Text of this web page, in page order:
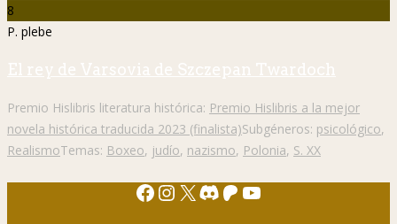
8
P. plebe
El rey de Varsovia de Szczepan Twardoch
Premio Hislibris literatura histórica: Premio Hislibris a la mejor
novela histórica traducida 2023 (finalista)Subgéneros: psicológico,
RealismoTemas: Boxeo, judío, nazismo, Polonia, S. XX
Facebook
Instagram
X Discord
Patreon
YouTube